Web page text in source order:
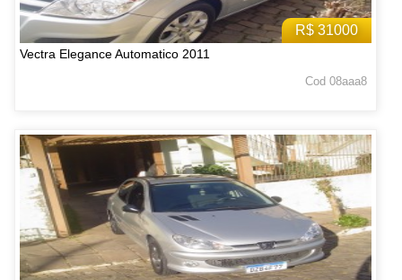
R$ 31000
Vectra Elegance Automatico 2011
Cod 08aaa8